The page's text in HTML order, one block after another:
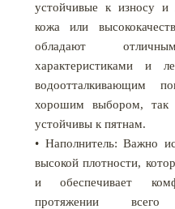
устойчивые к износу и
кожа или
обладают
характеристиками и
водоотталкивающим
хорошим выбором, так
устойчивы к пятнам.
• Наполнитель: Важно
высокой плотности,
и обеспечивает
протяжении всего